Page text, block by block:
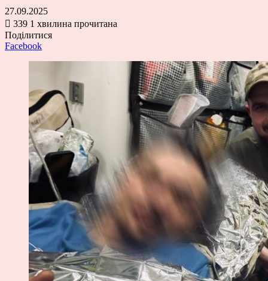
27.09.2025
339 1 хвилина прочитана
Поділитися
Facebook